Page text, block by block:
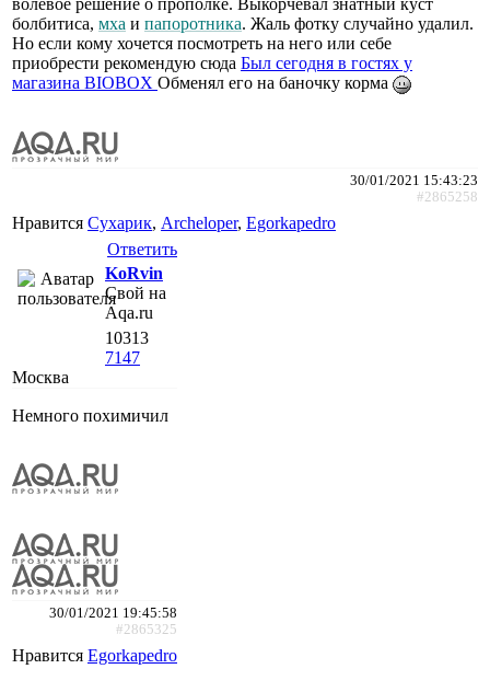
болбитиса, мха и папоротника. Жаль фотку случайно удалил.
Но если кому хочется посмотреть на него или себе
приобрести рекомендую сюда Был сегодня в гостях у
магазина BIOBOX Обменял его на баночку корма
30/01/2021 15:43:23
#2865258
Нравится Сухарик, Archeloper, Egorkapedro
Ответить
KoRvin
Свой на
Aqa.ru
10313
7147
Москва
Немного похимичил
30/01/2021 19:45:58
#2865325
Нравится Egorkapedro